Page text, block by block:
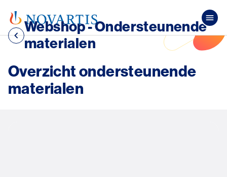
Webshop - Ondersteunende
materialen
Overzicht ondersteunende
materialen